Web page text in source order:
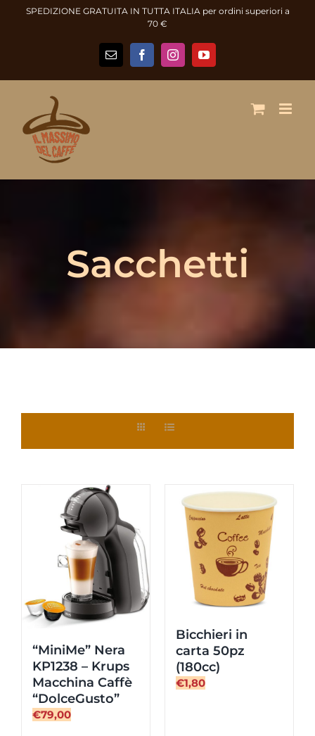
SPEDIZIONE GRATUITA IN TUTTA ITALIA per ordini superiori a
70 €
Email FacebookInstagramYouTube
Sacchetti
“MiniMe” Nera
KP1238 – Krups
Macchina Caffè
“DolceGusto”
€79,00
Bicchieri in
carta 50pz
(180cc)
€1,80